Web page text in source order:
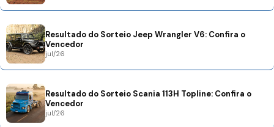
Resultado do Sorteio Jeep Wrangler V6: Confira o
Vencedor
jul/26
Resultado do Sorteio Scania 113H Topline: Confira o
Vencedor
jul/26